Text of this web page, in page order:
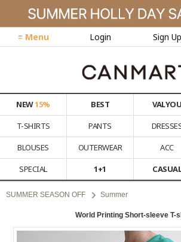
≡ Menu Login Sign Up
NEW15% BEST VALYOU
T-SHIRTS
PANTS
BLOUSES
OUTERWEAR ACC
SPECIAL
1+1 CASUAL
SUMMER SEASON OFF Summer
World Printing Short-sleeve T-